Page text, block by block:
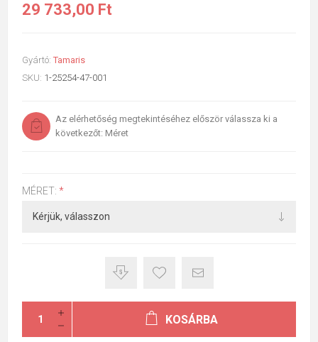
29 733,00 Ft
Gyártó: Tamaris
SKU: 1-25254-47-001
Az elérhetőség megtekintéséhez először válassza ki a
következőt: Méret
MÉRET: *
KOSÁRBA